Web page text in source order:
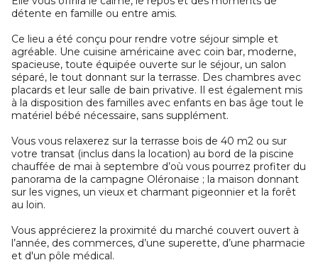
détente en famille ou entre amis.
Ce lieu a été conçu pour rendre votre séjour simple et
agréable. Une cuisine américaine avec coin bar, moderne,
spacieuse, toute équipée ouverte sur le séjour, un salon
séparé, le tout donnant sur la terrasse. Des chambres avec
placards et leur salle de bain privative. Il est également mis
à la disposition des familles avec enfants en bas âge tout le
matériel bébé nécessaire, sans supplément.
Vous vous relaxerez sur la terrasse bois de 40 m2 ou sur
votre transat (inclus dans la location) au bord de la piscine
chauffée de mai à septembre d’où vous pourrez profiter du
panorama de la campagne Oléronaise ; la maison donnant
sur les vignes, un vieux et charmant pigeonnier et la forêt
au loin.
Vous apprécierez la proximité du marché couvert ouvert à
l’année, des commerces, d’une superette, d’une pharmacie
et d'un pôle médical.